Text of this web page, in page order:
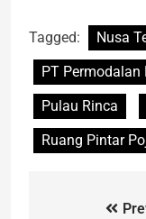
Tagged:
Nusa
PT
Pulau Rinca
Ruang Pintar